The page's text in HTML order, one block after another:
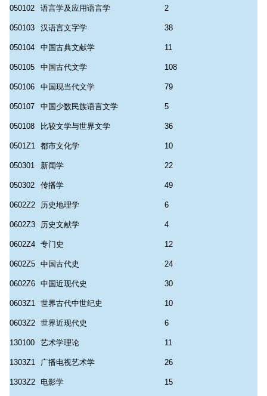
050102 语言学及应用语言学 2
050103 汉语言文字学 38
050104 中国古典文献学 11
050105 中国古代文学 108
050106 中国现当代文学 79
050107 中国少数民族语言文学 5
050108 比较文学与世界文学 36
0501Z1 都市文化学 10
050301 新闻学 22
050302 传播学 49
0602Z2 历史地理学 6
0602Z3 历史文献学 4
0602Z4 专门史 12
0602Z5 中国古代史 24
0602Z6 中国近现代史 30
0603Z1 世界古代中世纪史 10
0603Z2 世界近现代史 6
130100 艺术学理论 11
1303Z1 广播电视艺术学 26
1303Z2 电影学 15